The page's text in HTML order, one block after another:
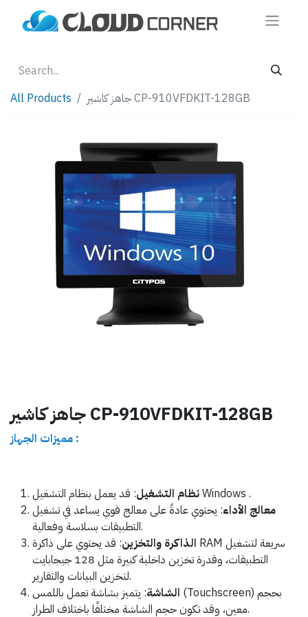
All Products جاهز كاشير CP-910VFDKIT-128GB
جاهز كاشير CP-910VFDKIT-128GB
مميزات الجهاز :
نظام التشغيل: قد يعمل بنظام التشغيل Windows .
معالج الأداء: يحتوي عادةً على معالج قوي يساعد في تشغيل
التطبيقات بسلاسة وفعالية.
الذاكرة والتخزين: قد يحتوي على ذاكرة RAM سريعة لتشغيل
التطبيقات، وقدرة تخزين داخلية كبيرة مثل 128 جيجابايت
لتخزين البيانات والتقارير.
الشاشة: يتميز بشاشة تعمل باللمس (Touchscreen) بحجم
معين، وقد تكون حجم الشاشة مختلفًا باختلاف الطراز.